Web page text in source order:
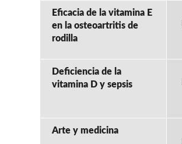
Eficacia de la vitamina E
en la osteoartritis de
rodilla
Deficiencia de la
vitamina D y sepsis
Arte y medicina